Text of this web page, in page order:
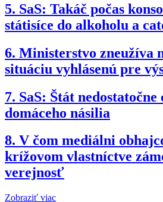
5. SaS: Takáč počas
státisíce do alkoholu a
6. Ministerstvo zneužíva
situáciu vyhlásenú pre
7. SaS: Štát
domáceho násilia
8. V čom mediálni
krížovom vlastníctve
verejnosť
Zobraziť viac